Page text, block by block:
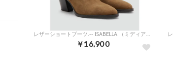
レザーショートブーツ.-- ISABELLA （ミディアムブラウン）
￥16,900